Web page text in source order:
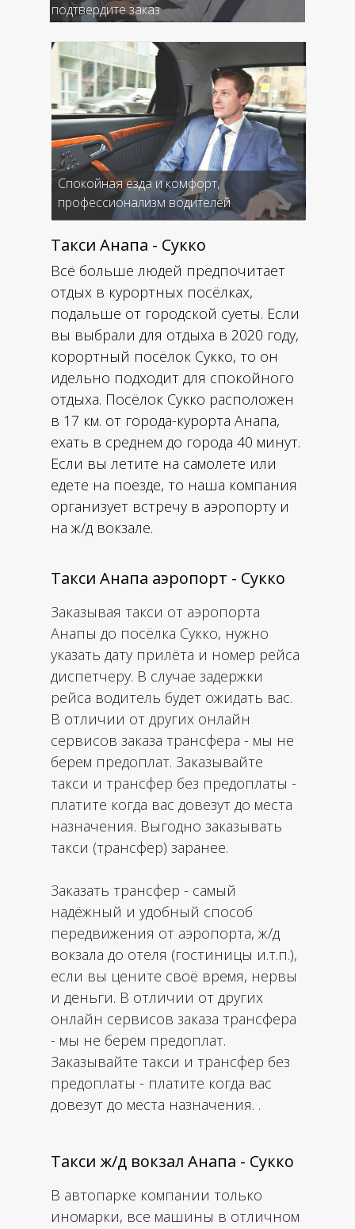
подтвердите заказ
Спокойная езда и комфорт,
профессионализм водителей
Такси Анапа - Сукко
Всё больше людей предпочитает
отдых в курортных посёлках,
подальше от городской суеты. Если
вы выбрали для отдыха в 2020 году,
корортный посёлок Сукко, то он
идельно подходит для спокойного
отдыха. Посёлок Сукко расположен
в 17 км. от города-курорта Анапа,
ехать в среднем до города 40 минут.
Если вы летите на самолете или
едете на поезде, то наша компания
организует встречу в аэропорту и
на ж/д вокзале.
Такси Анапа аэропорт - Сукко
Заказывая такси от аэропорта
Анапы до посёлка Сукко, нужно
указать дату прилёта и номер рейса
диспетчеру. В случае задержки
рейса водитель будет ожидать вас.
В отличии от других онлайн
сервисов заказа трансфера - мы не
берем предоплат. Заказывайте
такси и трансфер без предоплаты -
платите когда вас довезут до места
назначения. Выгодно заказывать
такси (трансфер) заранее.
Заказать трансфер - самый
надёжный и удобный способ
передвижения от аэропорта, ж/д
вокзала до отеля (гостиницы и.т.п.),
если вы цените своё время, нервы
и деньги. В отличии от других
онлайн сервисов заказа трансфера
- мы не берем предоплат.
Заказывайте такси и трансфер без
предоплаты - платите когда вас
довезут до места назначения. .
Такси ж/д вокзал Анапа - Сукко
В автопарке компании только
иномарки, все машины в отличном